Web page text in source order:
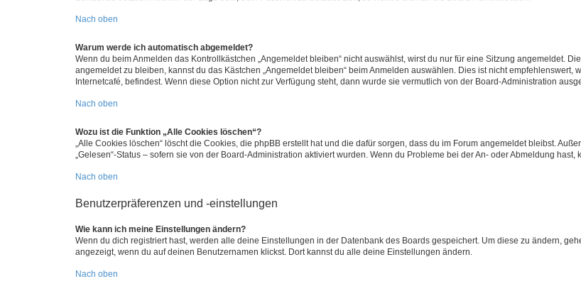
Nach oben
Warum werde ich automatisch abgemeldet?
Wenn du beim Anmelden das Kontrollkästchen „Angemeldet bleiben“ nicht auswählst, wirst du nur für eine Sitzung angemeldet.
angemeldet zu bleiben, kannst du das Kästchen „Angemeldet bleiben“ beim Anmelden auswählen. Dies ist nicht
Internetcafé, befindest. Wenn diese Option nicht zur Verfügung steht, dann wurde sie vermutlich von der Board-Administration
Nach oben
Wozu ist die Funktion „Alle Cookies löschen“?
„Alle Cookies löschen“ löscht die Cookies, die phpBB erstellt hat und die dafür sorgen, dass du im Forum angemeldet bleibst.
„Gelesen“-Status – sofern sie von der Board-Administration aktiviert wurden. Wenn du Probleme bei der An- oder Abmeldung
Nach oben
Benutzerpräferenzen und -einstellungen
Wie kann ich meine Einstellungen ändern?
Wenn du dich registriert hast, werden alle deine Einstellungen in der Datenbank des Boards gespeichert. Um diese zu ändern,
angezeigt, wenn du auf deinen Benutzernamen klickst. Dort kannst du alle deine Einstellungen ändern.
Nach oben